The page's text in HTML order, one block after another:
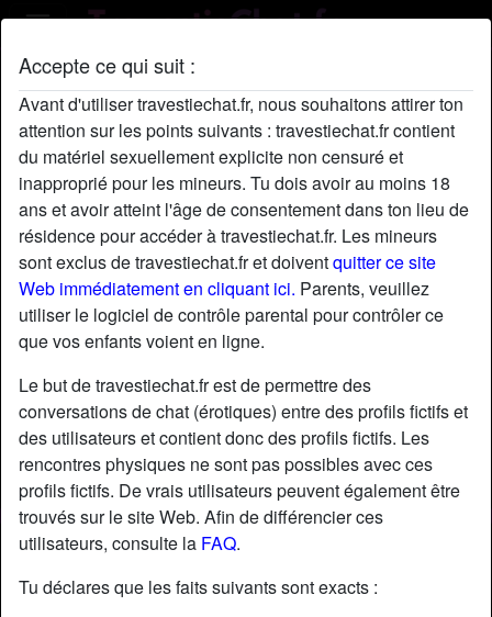
Accepte ce qui suit :
Avant d'utiliser travestiechat.fr, nous souhaitons attirer ton
attention sur les points suivants : travestiechat.fr contient
du matériel sexuellement explicite non censuré et
inapproprié pour les mineurs. Tu dois avoir au moins 18
ans et avoir atteint l'âge de consentement dans ton lieu de
résidence pour accéder à travestiechat.fr. Les mineurs
sont exclus de travestiechat.fr et doiventquitter ce site
Web immédiatement en cliquant ici. Parents, veuillez
utiliser le logiciel de contrôle parental pour contrôler ce
que vos enfants voient en ligne.
Le but de travestiechat.fr est de permettre des
conversations de chat (érotiques) entre des profils fictifs et
des utilisateurs et contient donc des profils fictifs. Les
rencontres physiques ne sont pas possibles avec ces
profils fictifs. De vrais utilisateurs peuvent également être
trouvés sur le site Web. Afin de différencier ces
utilisateurs, consulte la FAQ.
Tu déclares que les faits suivants sont exacts :
Profil de JoannieCour
starAjouter chatDiscuter !
Nickname:
Âge:
37